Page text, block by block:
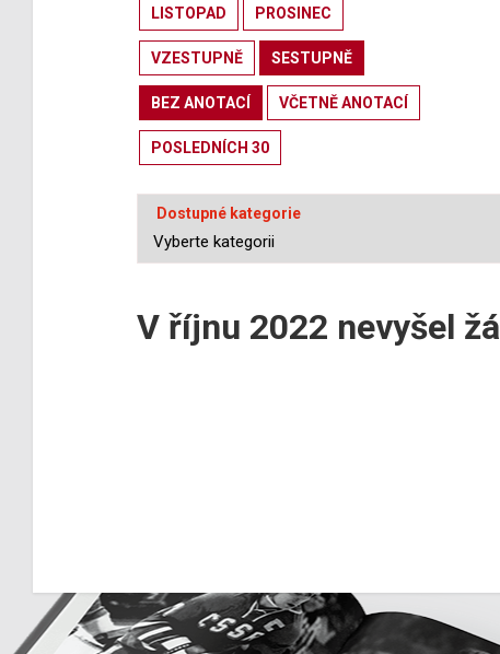
LISTOPAD PROSINEC
VZESTUPNĚ SESTUPNĚ
BEZ ANOTACÍ VČETNĚ ANOTACÍ
POSLEDNÍCH 30
Dostupné kategorie
V říjnu 2022 nevyšel